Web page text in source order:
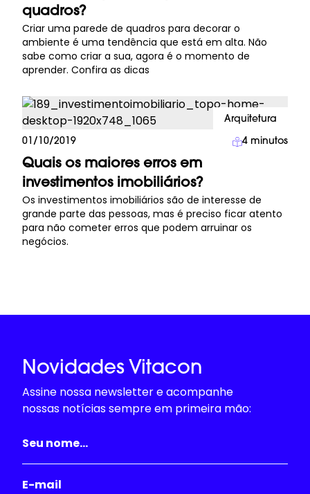
quadros?
Criar uma parede de quadros para decorar o
ambiente é uma tendência que está em alta. Não
sabe como criar a sua, agora é o momento de
aprender. Confira as dicas
Arquitetura
01/10/2019 4 minutos
Quais os maiores erros em
investimentos imobiliários?
Os investimentos imobiliários são de interesse de
grande parte das pessoas, mas é preciso ficar atento
para não cometer erros que podem arruinar os
negócios.
Novidades Vitacon
Assine nossa newsletter e acompanhe
nossas notícias sempre em primeira mão: